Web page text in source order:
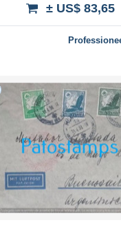
± US$ 83,65